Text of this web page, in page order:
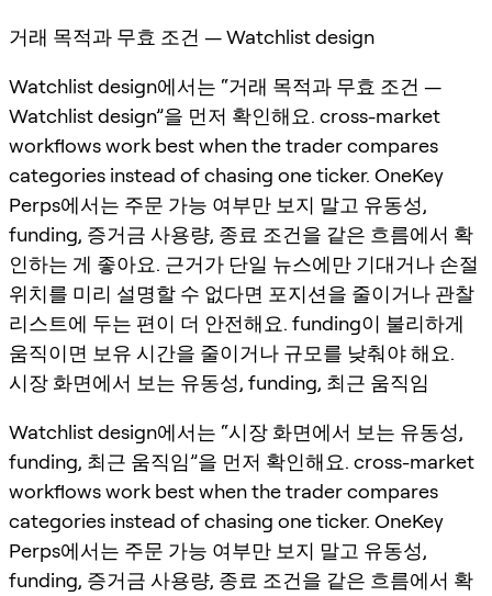
거래 목적과 무효 조건 — Watchlist design
Watchlist design에서는 “거래 목적과 무효 조건 —
Watchlist design”을 먼저 확인해요. cross-market
workflows work best when the trader compares
categories instead of chasing one ticker. OneKey
Perps에서는 주문 가능 여부만 보지 말고 유동성,
funding, 증거금 사용량, 종료 조건을 같은 흐름에서 확
인하는 게 좋아요. 근거가 단일 뉴스에만 기대거나 손절
위치를 미리 설명할 수 없다면 포지션을 줄이거나 관찰
리스트에 두는 편이 더 안전해요. funding이 불리하게
움직이면 보유 시간을 줄이거나 규모를 낮춰야 해요.
시장 화면에서 보는 유동성, funding, 최근 움직임
Watchlist design에서는 “시장 화면에서 보는 유동성,
funding, 최근 움직임”을 먼저 확인해요. cross-market
workflows work best when the trader compares
categories instead of chasing one ticker. OneKey
Perps에서는 주문 가능 여부만 보지 말고 유동성,
funding, 증거금 사용량, 종료 조건을 같은 흐름에서 확